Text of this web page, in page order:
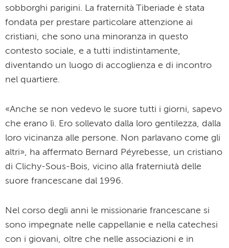
sobborghi parigini. La fraternità Tiberiade è stata
fondata per prestare particolare attenzione ai
cristiani, che sono una minoranza in questo
contesto sociale, e a tutti indistintamente,
diventando un luogo di accoglienza e di incontro
nel quartiere.
«Anche se non vedevo le suore tutti i giorni, sapevo
che erano lì. Ero sollevato dalla loro gentilezza, dalla
loro vicinanza alle persone. Non parlavano come gli
altri», ha affermato Bernard Péyrebesse, un cristiano
di Clichy-Sous-Bois, vicino alla fraterniutà delle
suore francescane dal 1996.
Nel corso degli anni le missionarie francescane si
sono impegnate nelle cappellanie e nella catechesi
con i giovani, oltre che nelle associazioni e in